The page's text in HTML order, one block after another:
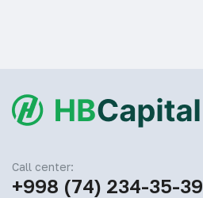
Call center:
+998 (74) 234-35-39